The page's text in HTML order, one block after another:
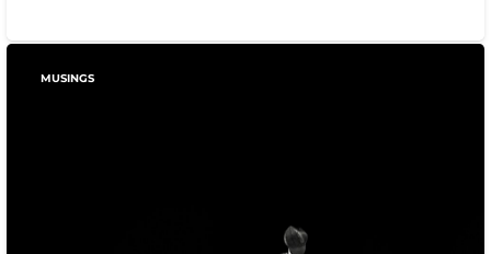
MUSINGS